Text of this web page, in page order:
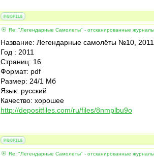
Re: "Легендарные Самолеты" - отсканированные журналы
Название: Легендарные самолёты №10,
Год : 2011
Страниц: 16
Формат: pdf
Размер: 24/1 Мб
Язык: русский
Качество: хорошее
http://depositfiles.com/ru/files/8nmplbu9o
Re: "Легендарные Самолеты" - отсканированные журналы